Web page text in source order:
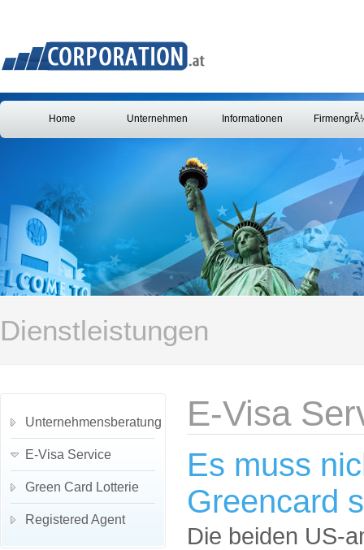
Home Unternehmen Informationen
Dienstleistungen
E-Visa
Es muss
Greencard
Die beiden US-
Unternehmensberatung
E-Visa Service
Green Card Lotterie
Registered Agent